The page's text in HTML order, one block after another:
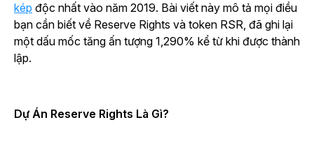
kép độc nhất vào năm 2019. Bài viết này mô tả mọi điều
bạn cần biết về Reserve Rights và token RSR, đã ghi lại
một dấu mốc tăng ấn tượng 1,290% kể từ khi được thành
lập.
Dự Án Reserve Rights Là Gì?